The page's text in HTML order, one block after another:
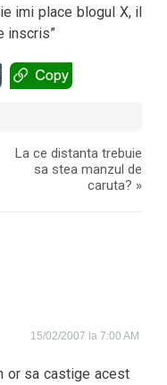
imi place blogul X, il
inscris”
La ce distanta trebuie
sa stea manzul de
caruta? »
15/02/2007 la 7:00 AM
or sa castige acest